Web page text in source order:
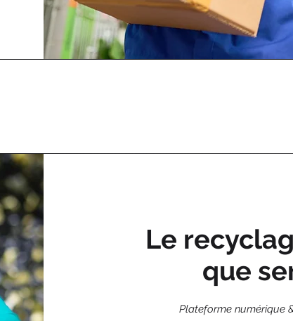
Le
que
Plateforme numérique